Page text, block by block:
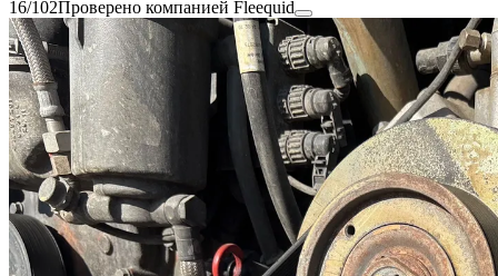
16/102Проверено компанией Fleequid